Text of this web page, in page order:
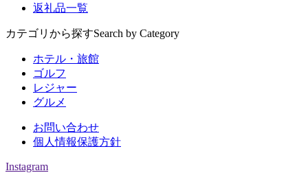
返礼品一覧
カテゴリから探すSearch by Category
ホテル・旅館
ゴルフ
レジャー
グルメ
お問い合わせ
個人情報保護方針
Instagram